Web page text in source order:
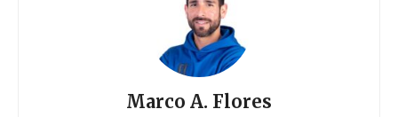
Marco A. Flores